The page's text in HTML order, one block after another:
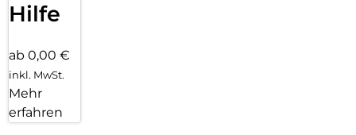
Hilfe
ab 0,00 €
inkl. MwSt.
Mehr
erfahren